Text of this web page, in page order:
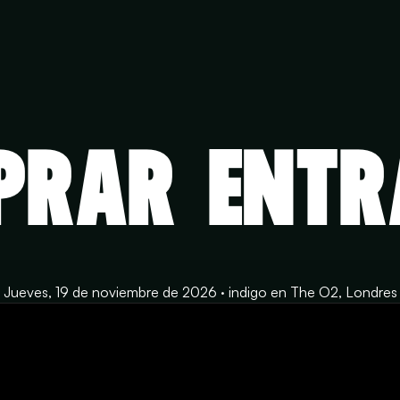
Jueves, 19 de noviembre de 2026 · indigo en The O2, Londres